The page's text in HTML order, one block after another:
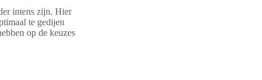
intens zijn. Hier
te gedijen
op de keuzes